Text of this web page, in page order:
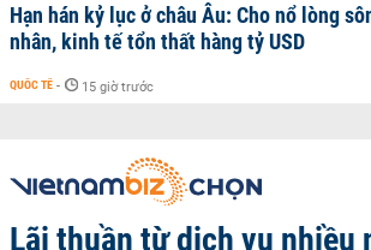
Hạn hán kỷ lục ở châu Âu: Cho nổ lòng
nhân, kinh tế tổn thất hàng tỷ USD
QUỐC TẾ - 15 giờ trước
Lãi thuần từ dịch vụ nhiều